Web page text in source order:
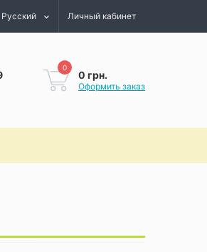
Русский Личный кабинет
0
0 грн.
Оформить заказ